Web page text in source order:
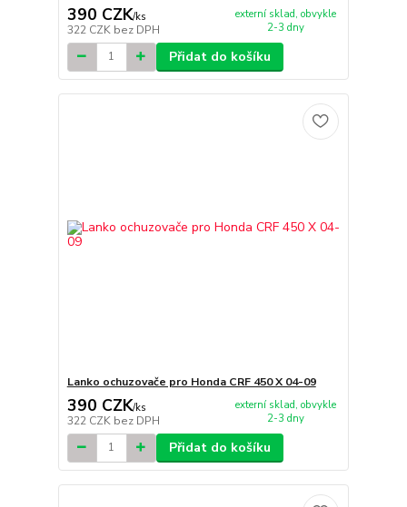
390 CZK/ks
322 CZK bez DPH
externí sklad, obvykle
2-3 dny
Přidat do košíku
Lanko ochuzovače pro Honda CRF 450 X 04-09
390 CZK/ks
322 CZK bez DPH
externí sklad, obvykle
2-3 dny
Přidat do košíku